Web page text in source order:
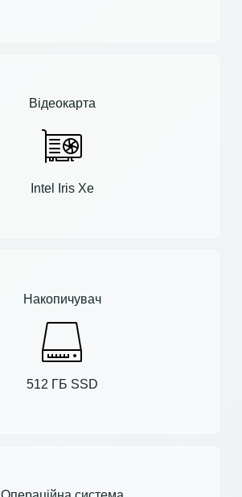
Відеокарта
Intel Iris Xe
Накопичувач
512 ГБ SSD